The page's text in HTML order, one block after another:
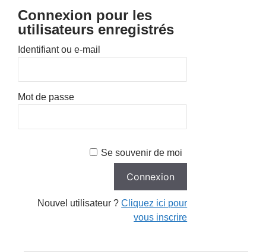
Connexion pour les
utilisateurs enregistrés
Identifiant ou e-mail
Mot de passe
Se souvenir de moi
Nouvel utilisateur ?Cliquez ici pour
vous inscrire